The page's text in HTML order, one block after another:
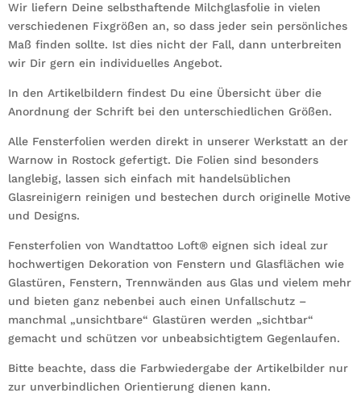
Wir liefern Deine selbsthaftende Milchglasfolie in vielen
verschiedenen Fixgrößen an, so dass jeder sein persönliches
Maß finden sollte. Ist dies nicht der Fall, dann unterbreiten
wir Dir gern ein individuelles Angebot.
In den Artikelbildern findest Du eine Übersicht über die
Anordnung der Schrift bei den unterschiedlichen Größen.
Alle Fensterfolien werden direkt in unserer Werkstatt an der
Warnow in Rostock gefertigt. Die Folien sind besonders
langlebig, lassen sich einfach mit handelsüblichen
Glasreinigern reinigen und bestechen durch originelle Motive
und Designs.
Fensterfolien von Wandtattoo Loft® eignen sich ideal zur
hochwertigen Dekoration von Fenstern und Glasflächen wie
Glastüren, Fenstern, Trennwänden aus Glas und vielem mehr
und bieten ganz nebenbei auch einen Unfallschutz –
manchmal „unsichtbare“ Glastüren werden „sichtbar“
gemacht und schützen vor unbeabsichtigtem Gegenlaufen.
Bitte beachte, dass die Farbwiedergabe der Artikelbilder nur
zur unverbindlichen Orientierung dienen kann.